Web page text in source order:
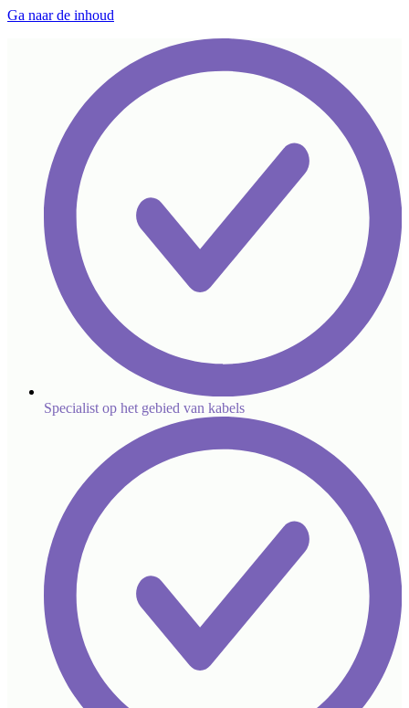
Ga naar de inhoud
Specialist op het gebied van kabels